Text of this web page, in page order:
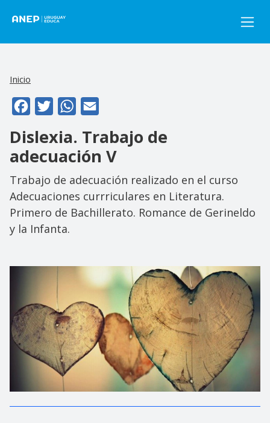
Inicio
FacebookTwitterWhatsApp
Dislexia. Trabajo de
adecuación V
Trabajo de adecuación realizado en el curso
Adecuaciones currriculares en Literatura.
Primero de Bachillerato. Romance de Gerineldo
y la Infanta.